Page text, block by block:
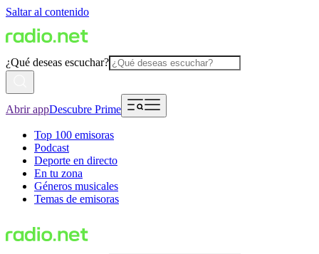
Saltar al contenido
¿Qué deseas escuchar?
Abrir appDescubre Prime
Top 100 emisoras
Podcast
Deporte en directo
En tu zona
Géneros musicales
Temas de emisoras